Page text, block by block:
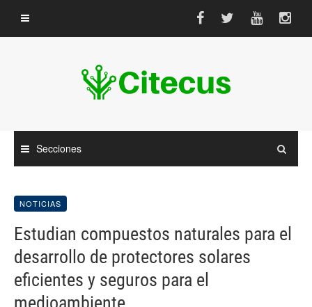
contenido
Secciones
NOTICIAS
Estudian compuestos naturales para el
desarrollo de protectores solares
eficientes y seguros para el
medioambiente